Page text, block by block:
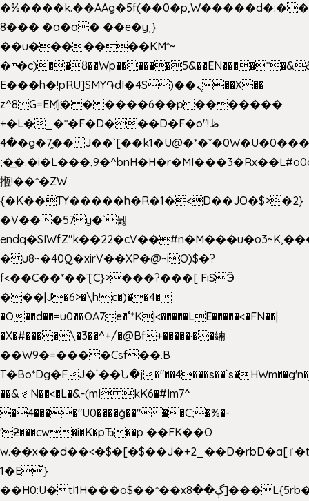
8��� �a�a� ��e�y˿}
��u�������KM*~
�ׯ�c)��ȣ��Wp������5&��EN����*�&&6F��Le��~�P�άv����ui?
E���h�!pRU]SMY֏dI�4S)��ܢ��X��
z^8G=EM҉i� �����6��p�������
+�L�_�*�F�D���D�F�o"ظ!
�4�g�7֦�� J��`[��k1�U@�*�*�0W�U�0����_������äp�)2>�`@n����5DW˃��
揯!��*�ZW
{�K��TY�����h�R�1�<D��JO�$>�2}
�V���57y�`뉋
� u8~�40Q�xirV��XP�@~iO)$�?
f<��C��*��ƮC}>���?���[ FiSӬ
���|J�6>�\h!c�)��4�
�O��d��=u0��OA7e�˚*K|<�����LE�����<�FN��|
�X�#����\�3��^+/�@Bf+�����·��緉
��W9�=����Csf��.B
T�Bo*Dg�FJ�`��Ն�j�"��4���s��`s�HWm��g'n�ږ�Ht�!
��&⪗N��<�L�&-(ml kK6�#Im7^
�4����"U0����ğ��" ��C;�%�-
'ƻ���cw�i�K�pЂ��p ��FK��O
w.��x��d��<�$�[�$��J�+2_��D�rbD�a[ٵ�t9?
1�E͆}
��H0:U�tI1H���o$��*��xڳ��8]���L{5rb�����b